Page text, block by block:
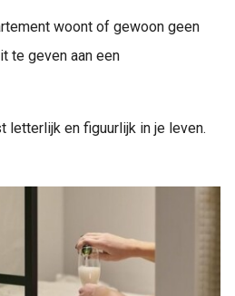
woont of gewoon geen
te geven aan een
letterlijk en figuurlijk in je leven.